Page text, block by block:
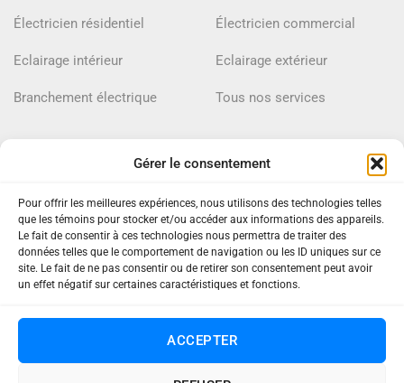
Gérer le consentement
Pour offrir les meilleures expériences, nous utilisons des technologies telles
que les témoins pour stocker et/ou accéder aux informations des appareils.
Le fait de consentir à ces technologies nous permettra de traiter des
données telles que le comportement de navigation ou les ID uniques sur ce
site. Le fait de ne pas consentir ou de retirer son consentement peut avoir
un effet négatif sur certaines caractéristiques et fonctions.
ACCEPTER
Électricien résidentiel Électricien commercial
Eclairage intérieur Eclairage extérieur
Branchement électrique Tous nos services
ZONES DE SERVICES
Châteauguay
Mercier